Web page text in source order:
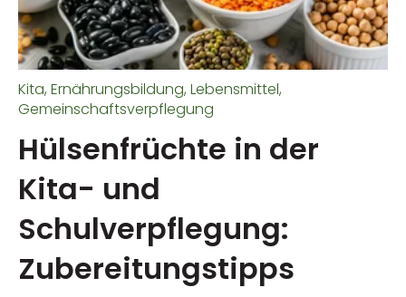
Kita, Ernährungsbildung, Lebensmittel,
Gemeinschaftsverpflegung
Hülsenfrüchte in der
Kita- und
Schulverpflegung:
Zubereitungstipps